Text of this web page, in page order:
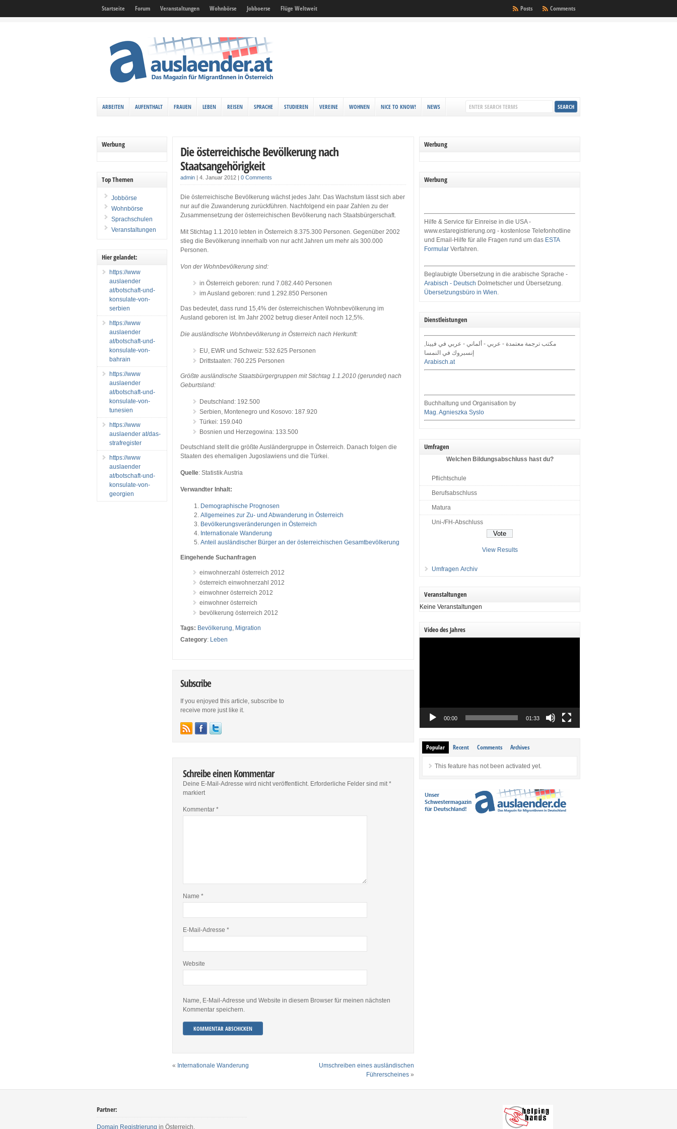
Startseite Forum Veranstaltungen Wohnbörse Jobboerse Flüge Weltweit Comments
Posts
ARBEITEN AUFENTHALT FRAUEN LEBEN REISEN SPRACHE STUDIEREN VEREINE WOHNEN NICE TO KNOW! NEWS
Die österreichische Bevölkerung nach
Staatsangehörigkeit
admin |4. Januar 2012 |0 Comments
Die österreichische Bevölkerung wächst jedes Jahr. Das Wachstum lässt sich aber
nur auf die Zuwanderung zurückführen. Nachfolgend ein paar Zahlen zu der
Zusammensetzung der österreichischen Bevölkerung nach Staatsbürgerschaft.
Mit Stichtag 1.1.2010 lebten in Österreich 8.375.300 Personen. Gegenüber 2002
stieg die Bevölkerung innerhalb von nur acht Jahren um mehr als 300.000
Personen.
Von der Wohnbevölkerung sind:
in Österreich geboren: rund 7.082.440 Personen
im Ausland geboren: rund 1.292.850 Personen
Das bedeutet, dass rund 15,4% der österreichischen Wohnbevölkerung im
Ausland geboren ist. Im Jahr 2002 betrug dieser Anteil noch 12,5%.
Die ausländische Wohnbevölkerung in Österreich nach Herkunft:
EU, EWR und Schweiz: 532.625 Personen
Drittstaaten: 760.225 Personen
Größte ausländische Staatsbürgergruppen mit Stichtag 1.1.2010 (gerundet) nach
Geburtsland:
Deutschland: 192.500
Serbien, Montenegro und Kosovo: 187.920
Türkei: 159.040
Bosnien und Herzegowina: 133.500
Deutschland stellt die größte Ausländergruppe in Österreich. Danach folgen die
Staaten des ehemaligen Jugoslawiens und die Türkei.
Quelle: Statistik Austria
Verwandter Inhalt:
Demographische Prognosen
Allgemeines zur Zu- und Abwanderung in Österreich
Bevölkerungsveränderungen in Österreich
Internationale Wanderung
Anteil ausländischer Bürger an der österreichischen Gesamtbevölkerung
Eingehende Suchanfragen
einwohnerzahl österreich 2012
österreich einwohnerzahl 2012
einwohner österreich 2012
einwohner österreich
bevölkerung österreich 2012
Tags: Bevölkerung, Migration
Category: Leben
Subscribe
If you enjoyed this article, subscribe to
receive more just like it.
Schreibe einen Kommentar
Deine E-Mail-Adresse wird nicht veröffentlicht. Erforderliche Felder sind mit*
markiert
Kommentar*
Name*
E-Mail-Adresse*
Website
Name, E-Mail-Adresse und Website in diesem Browser für meinen nächsten
Kommentar speichern.
« Internationale Wanderung
Umschreiben eines ausländischen
Führerscheines »
Werbung
Top Themen
Jobbörse
Wohnbörse
Sprachschulen
Veranstaltungen
Hier gelandet:
https://www
auslaender
at/botschaft-und-
konsulate-von-
serbien
https://www
auslaender
at/botschaft-und-
konsulate-von-
bahrain
https://www
auslaender
at/botschaft-und-
konsulate-von-
tunesien
https://www
auslaender at/das-
strafregister
https://www
auslaender
at/botschaft-und-
konsulate-von-
georgien
Werbung
Werbung
Hilfe & Service für Einreise in die USA -
www.estaregistrierung.org - kostenlose Telefonhotline
und Email-Hilfe für alle Fragen rund um das ESTA
Formular Verfahren.
Beglaubigte Übersetzung in die arabische Sprache -
Arabisch - Deutsch Dolmetscher und Übersetzung.
Übersetzungsbüro in Wien.
Dienstleistungen
مكتب ترجمة معتمدة - عربي - ألماني - عربي في فيينا,
إنسبروك في النمسا
Arabisch.at
Buchhaltung und Organisation by
Mag. Agnieszka Syslo
Umfragen
Welchen Bildungsabschluss hast du?
Pflichtschule
Berufsabschluss
Matura
Uni-/FH-Abschluss
View Results
Umfragen Archiv
Veranstaltungen
Keine Veranstaltungen
Video des Jahres
00:00 01:33
Popular Recent Comments Archives
This feature has not been activated yet.
Partner:
Domain Registrierung in Österreich.